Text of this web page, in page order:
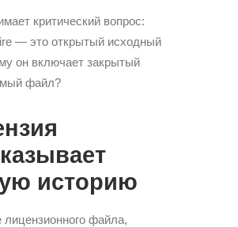
критический вопрос:
— это открытый исходный
он включает закрытый
файл?
историю
файла,